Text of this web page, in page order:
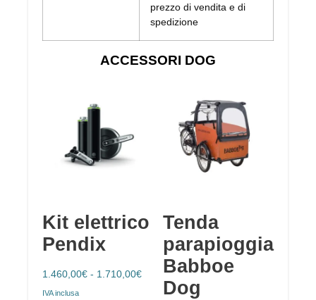
prezzo di vendita e di
spedizione
ACCESSORI DOG
Kit elettrico
Pendix
1.460,00€ - 1.710,00€
IVA inclusa
Tenda
parapioggia
Babboe
Dog